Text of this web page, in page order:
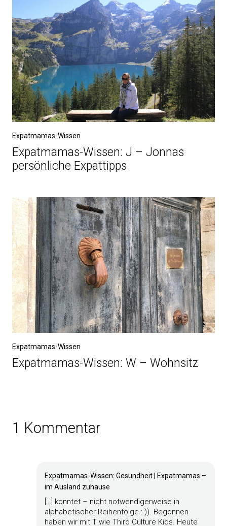
Expatmamas-Wissen
Expatmamas-Wissen: J – Jonnas
persönliche Expattipps
Expatmamas-Wissen
Expatmamas-Wissen: W – Wohnsitz
1 Kommentar
Expatmamas-Wissen: Gesundheit | Expatmamas –
im Ausland zuhause
[…] konntet – nicht notwendigerweise in
alphabetischer Reihenfolge :-)). Begonnen
haben wir mit T wie Third Culture Kids. Heute